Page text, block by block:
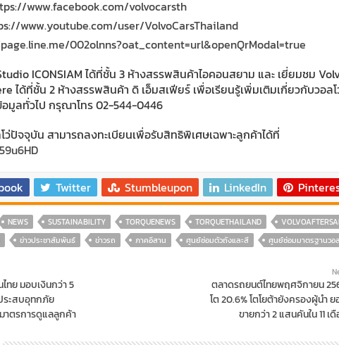
www.facebook.com/volvocarsth
www.youtube.com/user/VolvoCarsThailand
002olnns?oat_content=url&openQrModal=true
ICONSIAM ได้ที่ชั้น 3 ห้างสรรพสินค้าไอคอนสยาม และ เยี่ยมชม
ได้ที่ชั้น 2 ห้างสรรพสินค้า ดิ เอ็มสเฟียร์ เพื่อเรียนรู้เพิ่มเติมเกี่ยวกับวอล
มูลทั่วไป กรุณาโทร 02-544-0446
ว่ปัจจุบัน สามารถลงทะเบียนเพื่อรับสิทธิพิเศษเฉพาะลูกค้าได้ที่
Twitter Stumbleupon LinkedIn
NEWS SUSTAINABILITY TORQUENEWS TORQUETHAILAND
ข่าวประชาสัมพันธ์ ข่าวรถ ภาคอีสาน ศูนย์ซ่อมตัวถังและสี ศูนย์ซ่อมมาตรฐานวอ
ทย มอบเงินกว่า 5
ระสบอุทกภัย
าตรการดูแลลูกค้า
ตลาดรถยนต์ไทยพฤศจิกายน
โต 20.6% โตโยต้ายังครองผู้นำ ย
ขายกว่า 2 แสนคันใน 11 เ